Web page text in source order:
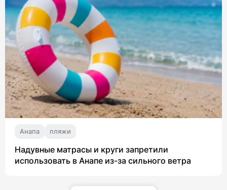
Анапа пляжи
Надувные матрасы и круги запретили
использовать в Анапе из-за сильного ветра